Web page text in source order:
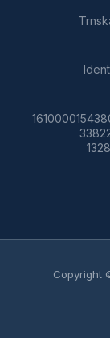
Copyright